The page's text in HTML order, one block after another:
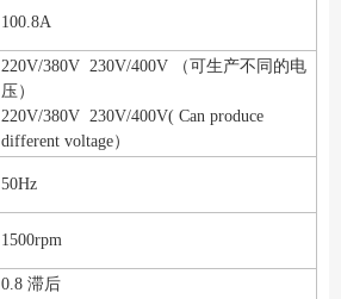
100.8A
220V/380V 230V/400V （可生产不同的电
压）
220V/380V 230V/400V( Can produce
different voltage）
50Hz
1500rpm
0.8 滞后